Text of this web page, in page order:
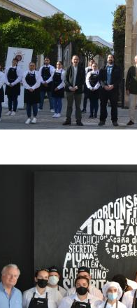
Fundación Osborne y Real
para mejorar la
Fundación Osborne y
favor de la